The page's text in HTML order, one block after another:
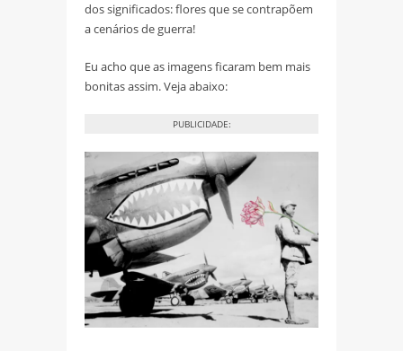
dos significados: flores que se contrapõem
a cenários de guerra!
Eu acho que as imagens ficaram bem mais
bonitas assim. Veja abaixo:
PUBLICIDADE: